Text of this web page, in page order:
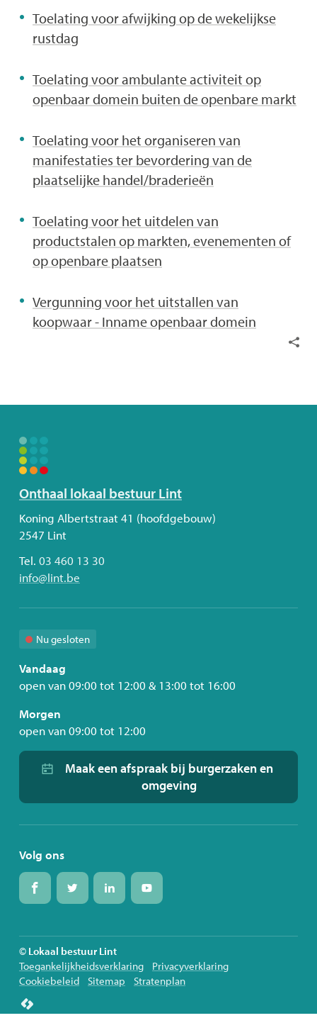
Toelating voor afwijking op de wekelijkse
rustdag
Toelating voor ambulante activiteit op
openbaar domein buiten de openbare markt
Toelating voor het organiseren van
manifestaties ter bevordering van de
plaatselijke handel/braderieën
Toelating voor het uitdelen van
productstalen op markten, evenementen of
op openbare plaatsen
Vergunning voor het uitstallen van
koopwaar - Inname openbaar domein
Volg
ons
Onthaal lokaal bestuur Lint
Adres
Koning Albertstraat 41 (hoofdgebouw)
2547 Lint
Tel. 03 460 13 30
E-
info@lint.be
Nu gesloten
Vandaag
open van09:00 tot 12:00 & 13:00 tot 16:00
Morgen
open van09:00 tot 12:00
Maak een afspraak bij burgerzaken en
omgeving
Volg ons
Volg
ons
Volg
ons
Volg
ons
Volg
ons
© Lokaal bestuur Lint
Toegankelijkheidsverklaring
Privacyverklaring
Cookiebeleid
Sitemap
Stratenplan